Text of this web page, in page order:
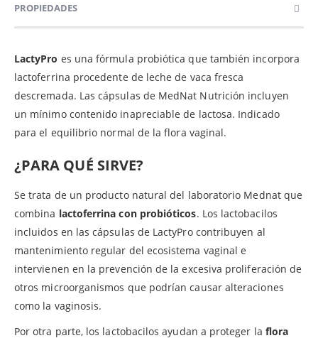
PROPIEDADES
LactyPro es una fórmula probiótica que también incorpora
lactoferrina procedente de leche de vaca fresca
descremada. Las cápsulas de MedNat Nutrición incluyen
un mínimo contenido inapreciable de lactosa. Indicado
para el equilibrio normal de la flora vaginal.
¿PARA QUÉ SIRVE?
Se trata de un producto natural del laboratorio Mednat que
combina lactoferrina con probióticos. Los lactobacilos
incluidos en las cápsulas de LactyPro contribuyen al
mantenimiento regular del ecosistema vaginal e
intervienen en la prevención de la excesiva proliferación de
otros microorganismos que podrían causar alteraciones
como la vaginosis.
Por otra parte, los lactobacilos ayudan a proteger la flora